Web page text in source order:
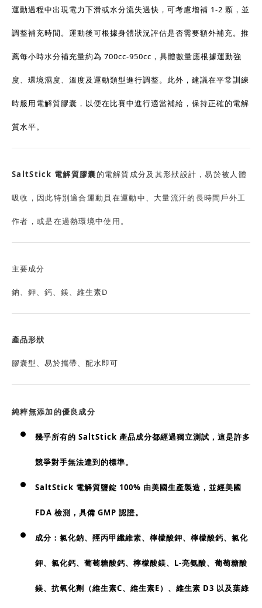
運動過程中出現電力下滑或水分流失過快，可考慮增補 1-2 顆，並
調整補充時間。運動後可根據身體狀況評估是否需要額外補充。推
薦每小時水分補充量約為 700cc-950cc，具體數量應根據運動強
度、環境濕度、溫度及運動類型進行調整。此外，建議在平常訓練
時服用電解質膠囊，以便在比賽中進行適當補給，保持正確的電解
質水平。
SaltStick 電解質膠囊的電解質成分及其形狀設計，易於被人體
吸收，因此特別適合運動員在運動中、大量流汗的長時間戶外工
作者，或是在過熱環境中使用。
主要成分
鈉、鉀、鈣、鎂、維生素D
產品形狀
膠囊型、易於攜帶、配水即可
純粹無添加的優良成分
幾乎所有的 SaltStick 產品成分都經過獨立測試，這是許多
競爭對手無法達到的標準。
SaltStick 電解質鹽錠 100% 由美國生產製造，並經美國
FDA 檢測，具備 GMP 認證。
成分：氯化鈉、羥丙甲纖維素、檸檬酸鉀、檸檬酸鈣、氯化
鉀、氯化鈣、葡萄糖酸鈣、檸檬酸鎂、L-亮氨酸、葡萄糖酸
鎂、抗氧化劑（維生素C、維生素E）、維生素 D3 以及葉綠